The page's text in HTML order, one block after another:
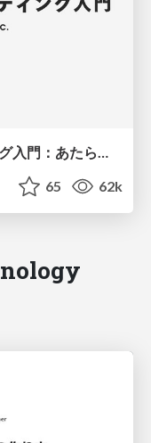
リクルートメント・マーケティング入門：あたらしい採用の常識 / Recruitment Marketing 101
65 62k